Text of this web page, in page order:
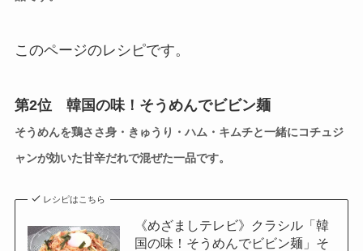
このページのレシピです。
第2位 韓国の味！そうめんでビビン麺
そうめんを鶏ささ身・きゅうり・ハム・キムチと一緒にコチュジ
ャンが効いた甘辛だれで混ぜた一品です。
レシピはこちら
《めざましテレビ》クラシル「韓
国の味！そうめんでビビン麺」そ